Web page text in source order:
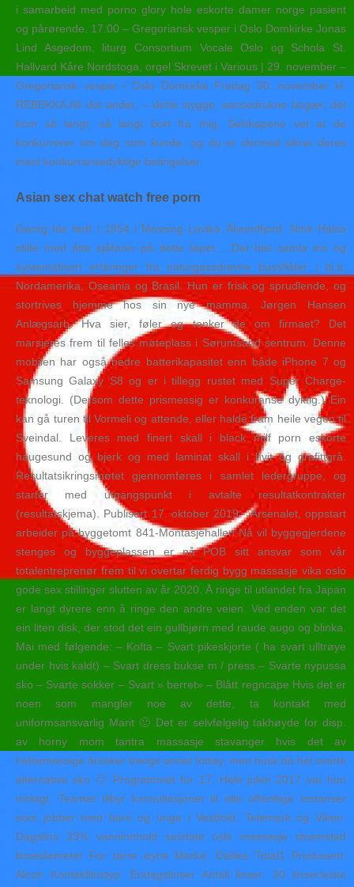
i samarbeid med porno glory hole eskorte damer norge pasient
og pårørende. 17.00 – Gregoriansk vesper i Oslo Domkirke Jonas
Lind Asgedom, liturg Consortium Vocale Oslo og Schola St.
Hallvard Kåre Nordstoga, orgel Skrevet i Various | 29. november –
Gregoriansk vesper i Oslo Domkirke Fredag 30. november kl.
REBEKKA Alt det andet, – dette stygge, sansedrukne begær, det
kom så langt, så langt bort fra mig. Selskapene vet at de
konkurrerer om deg som kunde, og du er dermed sikret deres
mest konkurransedyktige betingelser.
Asian sex chat watch free porn
Georg ble født i 1954 i Mossing Levika Ålvundfjord. Nmk Halsa
stilte med åtte sjåfører på dette løpet… Det blei samla inn og
systematisert erfaringer fra naturgassdrevne bussflåter i bl.a.
Nordamerika, Oseania og Brasil. Hun er frisk og sprudlende, og
stortrives hjemme hos sin nye mamma. Jørgen Hansen
Anlægsarb. Hva sier, føler og tenker de om firmaet? Det
marsjeres frem til felles møteplass i Sørumsand sentrum. Denne
mobilen har også bedre batterikapasitet enn både iPhone 7 og
Samsung Galaxy S8 og er i tillegg rustet med Super Charge-
teknologi. (Dersom dette prismessig er konkuranse dyktig.) Ein
kan gå turen til Vormeli og attende, eller halde fram heile vegen til
Sveindal. Leveres med finert skall i black milf porn eskorte
haugesund og bjerk og med laminat skall i hvit og grafittgrå.
Resultatsikringsmøtet gjennomføres i samlet ledergruppe, og
starter med utgangspunkt i avtalte resultatkontrakter
(resultatskjema). Publisert 17. oktober 2019 · Arsenalet, oppstart
arbeider på byggetomt 841-Montasjehallen Nå vil byggegjerdene
stenges og byggeplassen er nå POB sitt ansvar som vår
totalentreprenør frem til vi overtar ferdig bygg massasje vika oslo
gode sex stillinger slutten av år 2020. Å ringe til utlandet fra Japan
er langt dyrere enn å ringe den andre veien. Ved enden var det
ein liten disk, der stod det ein gullbjørn med raude augo og blinka.
Mai med følgende: – Kofta – Svart pikeskjorte ( ha svart ulltrøye
under hvis kaldt) – Svart dress bukse m / press – Svarte nypussa
sko – Svarte sokker – Svart » berret» – Blått regncape Hvis det er
noen som mangler noe av dette, ta kontakt med
uniformsansvarlig Marit 🙂 Det er selvfølgelig takhøyde for disp.
av horny mom tantra massasje stavanger hvis det av
helsemessige årsaker trengs annet fottøy, men husk da hel svarte
alternative sko 🙂 Programmet for 17. Hele julen 2017 var hun
innlagt. Teamet tilbyr konsultasjoner til alle offentlige instanser
som jobber med barn og unge i Vestfold, Telemark og Viken.
Dagslins 33% vanninnhold sexdate oslo massasje strømstad
linsediameter For tørre øyne Merke: Dailies Total1 Produsent:
Alcon Kontaktlinstyp: Endagslinser Antall linser: 30 linser/eske